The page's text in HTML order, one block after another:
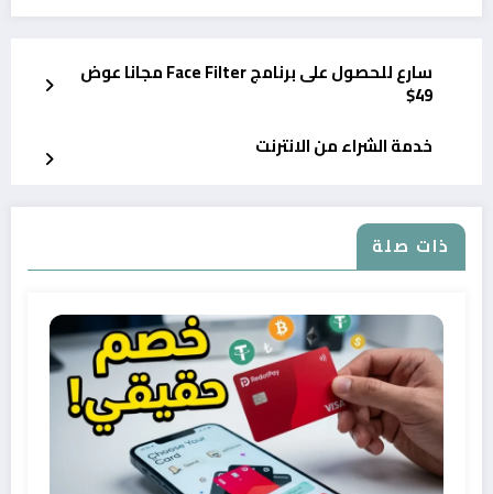
سارع للحصول على برنامج Face Filter مجانا عوض
49$
خدمة الشراء من الانترنت
ذات صلة